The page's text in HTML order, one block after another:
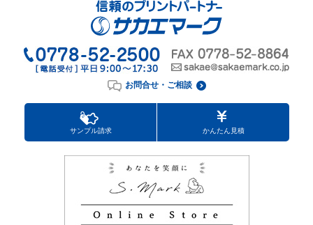
お問合せ・ご相談
サンプル請求 かんたん見積